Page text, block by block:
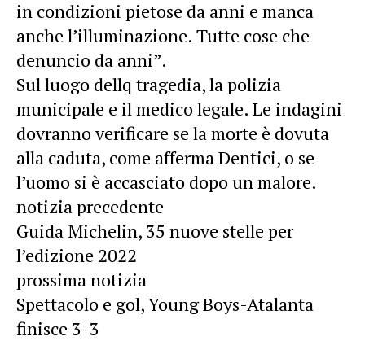
in condizioni pietose da anni e manca
anche l’illuminazione. Tutte cose che
denuncio da anni”.
Sul luogo dellq tragedia, la polizia
municipale e il medico legale. Le indagini
dovranno verificare se la morte è dovuta
alla caduta, come afferma Dentici, o se
l’uomo si è accasciato dopo un malore.
notizia precedente
Guida Michelin, 35 nuove stelle per
l’edizione 2022
prossima notizia
Spettacolo e gol, Young Boys-Atalanta
finisce 3-3